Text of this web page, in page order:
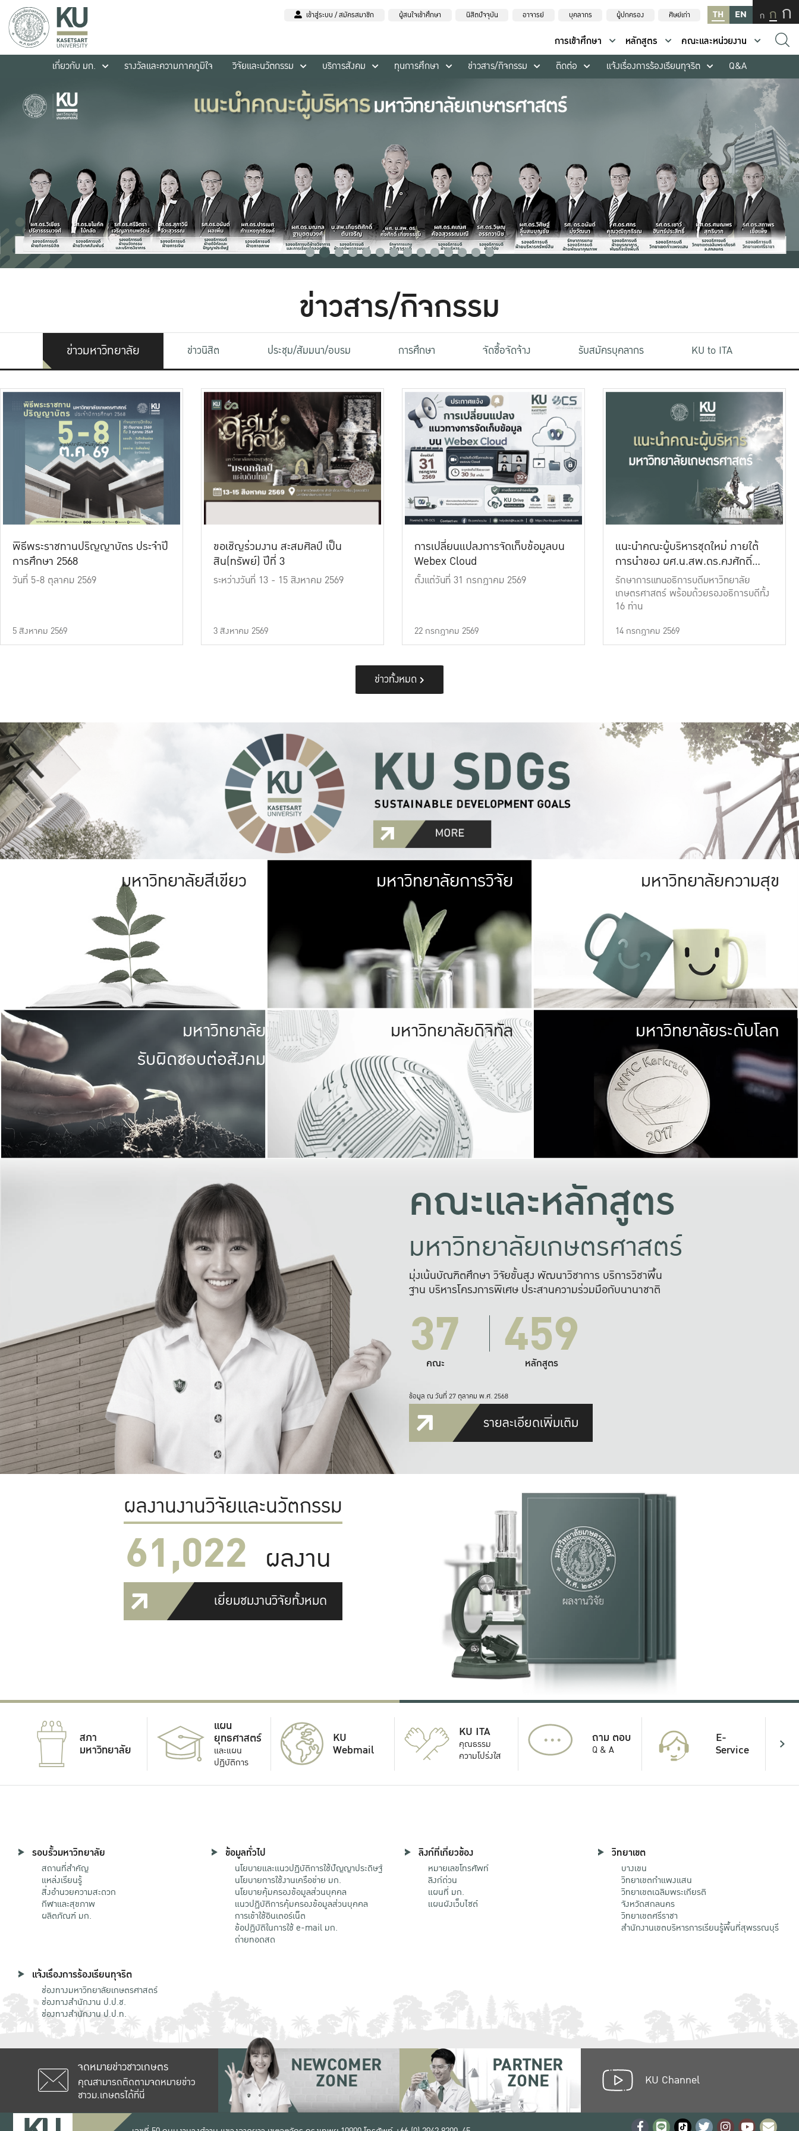
เข้าสู่ระบบ / สมัครสมาชิก ผู้สนใจเข้าศึกษา นิสิตปัจจุบัน อาจารย์ บุคลากร ผู้ปกครอง ศิษย์เก่า TH EN ก ก ก
การเข้าศึกษา หลักสูตร
คณะและหน่วยงาน
เกี่ยวกับ มก.
รางวัลและความภาคภูมิใจ วิจัยและนวัตกรรม บริการสังคม ทุนการศึกษา ข่าวสาร/กิจกรรม ติดต่อ แจ้งเรื่องการร้องเรียนทุจริต Q&A
ข่าวสาร/กิจกรรม
ข่าวมหาวิทยาลัย ข่าวนิสิต ประชุม/สัมมนา/อบรม การศึกษา จัดซื้อจัดจ้าง รับสมัครบุคลากร KU to ITA
พิธีพระราชทานปริญญาบัตร ประจำปี
การศึกษา 2568
วันที่ 5-8 ตุลาคม 2569
5 สิงหาคม 2569
ขอเชิญร่วมงาน สะสมศิลป์ เป็น
สิน(ทรัพย์) ปีที่ 3
ระหว่างวันที่ 13 - 15 สิงหาคม 2569
3 สิงหาคม 2569
การเปลี่ยนแปลงการจัดเก็บข้อมูลบน
Webex Cloud
ตั้งแต่วันที่ 31 กรกฎาคม 2569
22 กรกฎาคม 2569
แนะนำคณะผู้บริหารชุดใหม่ ภายใต้
การนำของ ผศ.น.สพ.ดร.คงศักดิ์
เที่ยงธรรม
รักษาการแทนอธิการบดีมหาวิทยาลัย
เกษตรศาสตร์ พร้อมด้วยรองอธิการบดีทั้ง
16 ท่าน
14 กรกฎาคม 2569
ข่าวทั้งหมด
มหาวิทยาลัยสีเขียว มหาวิทยาลัย
เกษตรศาสตร์ มีพื้นที่เขียวสดใส หนาแน่น
เป็นป่าในเมือง (URBAN FOREST)
เกษตรในเมือง (URBAN AGRICULTURE)
ที่นับรวมกันได้ประมาณ 1,400 ไร่
มหาวิทยาลัยการวิจัย มหาวิทยาลัย
ให้กับประชาชน
มหาวิทยาลัยความสุข
มหาวิทยาลัย
รับผิดชอบต่อสังคม
มหาวิทยาลัยรับผิดชอบต่อสังคม
ร่วมมือกับชุมชน เพื่อความกินดีอยู่ดี
และความสุขอย่างยั่งยืน
มองปัญหาในภาพกว้าง
แก้ไขจากปัญหาจุดเล็กๆ
มหาวิทยาลัยดิจิทัล มหาวิทยา
พร้อมที่จ
และผลักดันในการใช้ระบบส
เพื่อการทำงานแ
มหาวิทยาลัยระดับโลก
คณะและหลักสูตร
มหาวิทยาลัยเกษตรศาสตร์
มุ่งเน้นบัณฑิตศึกษา วิจัยขั้นสูง พัฒนาวิชาการ บริการวิชาพื้น
ฐาน บริหารโครงการพิเศษ ประสานความร่วมมือกับนานาชาติ
37
คณะ 459
หลักสูตร
ข้อมูล ณ วันที่ 27 ตุลาคม พ.ศ. 2568
รายละเอียดเพิ่มเติม
ผลงานงานวิจัยและนวัตกรรม
61,022 ผลงาน
เยี่ยมชมงานวิจัยทั้งหมด
สภา
มหาวิทยาลัย
แผน
ยุทธศาสตร์
และแผน
ปฏิบัติการ
KU
Webmail
KU ITA
คุณธรรม
ความโปร่งใส
... ถาม ตอบ
Q & A
E-
Service
รอบรั้วมหาวิทยาลัย
สถานที่สำคัญ
แหล่งเรียนรู้
สิ่งอำนวยความสะดวก
กีฬาและสุขภาพ
ผลิตภัณฑ์ มก.
ข้อมูลทั่วไป
นโยบายและแนวปฏิบัติการใช้ปัญญาประดิษฐ์
นโยบายการใช้งานเครือข่าย มก.
นโยบายคุ้มครองข้อมูลส่วนบุคคล
แนวปฏิบัติการคุ้มครองข้อมูลส่วนบุคคล
การเข้าใช้อินเตอร์เน็ต
ข้อปฏิบัติในการใช้ e-mail มก.
ถ่ายทอดสด
ลิงก์ที่เกี่ยวข้อง
หมายเลขโทรศัพท์
ลิงก์ด่วน
แผนที่ มก.
แผนผังเว็บไซต์
วิทยาเขต
บางเขน
วิทยาเขตกําแพงแสน
วิทยาเขตเฉลิมพระเกียรติ
จังหวัดสกลนคร
วิทยาเขตศรีราชา
สำนักงานเขตบริหารการเรียนรู้พื้นที่สุพรรณบุรี
แจ้งเรื่องการร้องเรียนทุจริต
ช่องทางมหาวิทยาลัยเกษตรศาสตร์
ช่องทางสำนักงาน ป.ป.ช.
ช่องทางสำนักงาน ป.ป.ท.
จดหมายข่าวชาวเกษตร
คุณสามารถติดตามจดหมายข่าว
ชาวม.เกษตรได้ที่นี่
NEWCOMER
ZONE
PARTNER
ZONE KU Channel